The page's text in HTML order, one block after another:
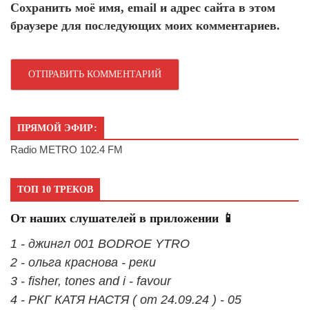
Сохранить моё имя, email и адрес сайта в этом
браузере для последующих моих комментариев.
ПРЯМОЙ ЭФИР:
Radio METRO 102.4 FM
ТОП 10 ТРЕКОВ
От наших слушателей в приложении 📱
1 - джингл 001 BODROE YTRO
2 - ольга краснова - реки
3 - fisher, tones and i - favour
4 - РКГ КАТЯ НАСТЯ ( от 24.09.24 ) - 05